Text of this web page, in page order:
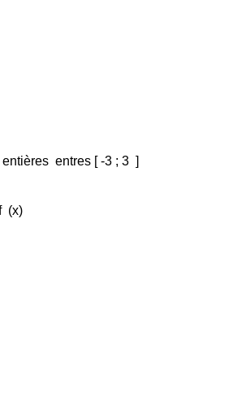
entières entres [ -3 ; 3
(x)